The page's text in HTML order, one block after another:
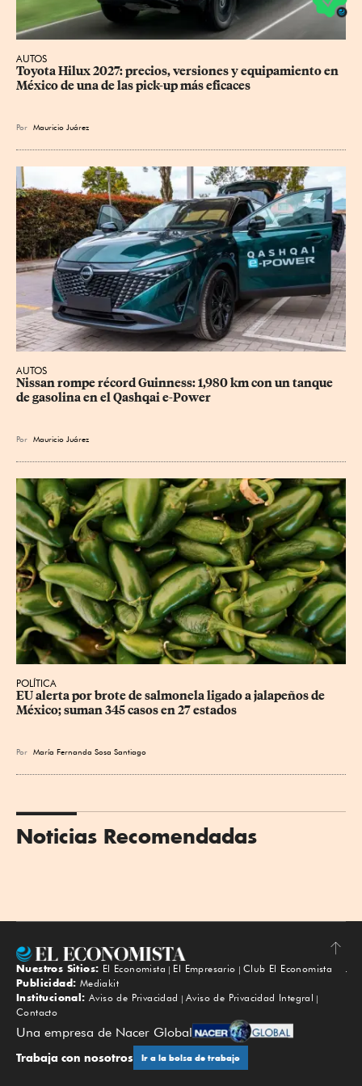
AUTOS
Toyota Hilux 2027: precios, versiones y equipamiento en
México de una de las pick-up más eficaces
Por Mauricio Juárez
AUTOS
Nissan rompe récord Guinness: 1,980 km con un tanque
de gasolina en el Qashqai e-Power
Por Mauricio Juárez
POLÍTICA
EU alerta por brote de salmonela ligado a jalapeños de
México; suman 345 casos en 27 estados
Por María Fernanda Sosa Santiago
Noticias Recomendadas
Subir
Nuestros Sitios: El Economista El Empresario
Club El Economista
Publicidad: Mediakit
Institucional: Aviso de Privacidad
Aviso de Privacidad Integral
Contacto
Una empresa de Nacer Global
Trabaja con nosotros Ir a la bolsa de trabajo